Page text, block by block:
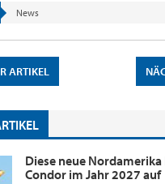
News
ARTIKEL
Diese neue
Condor im Jahr 2027 auf